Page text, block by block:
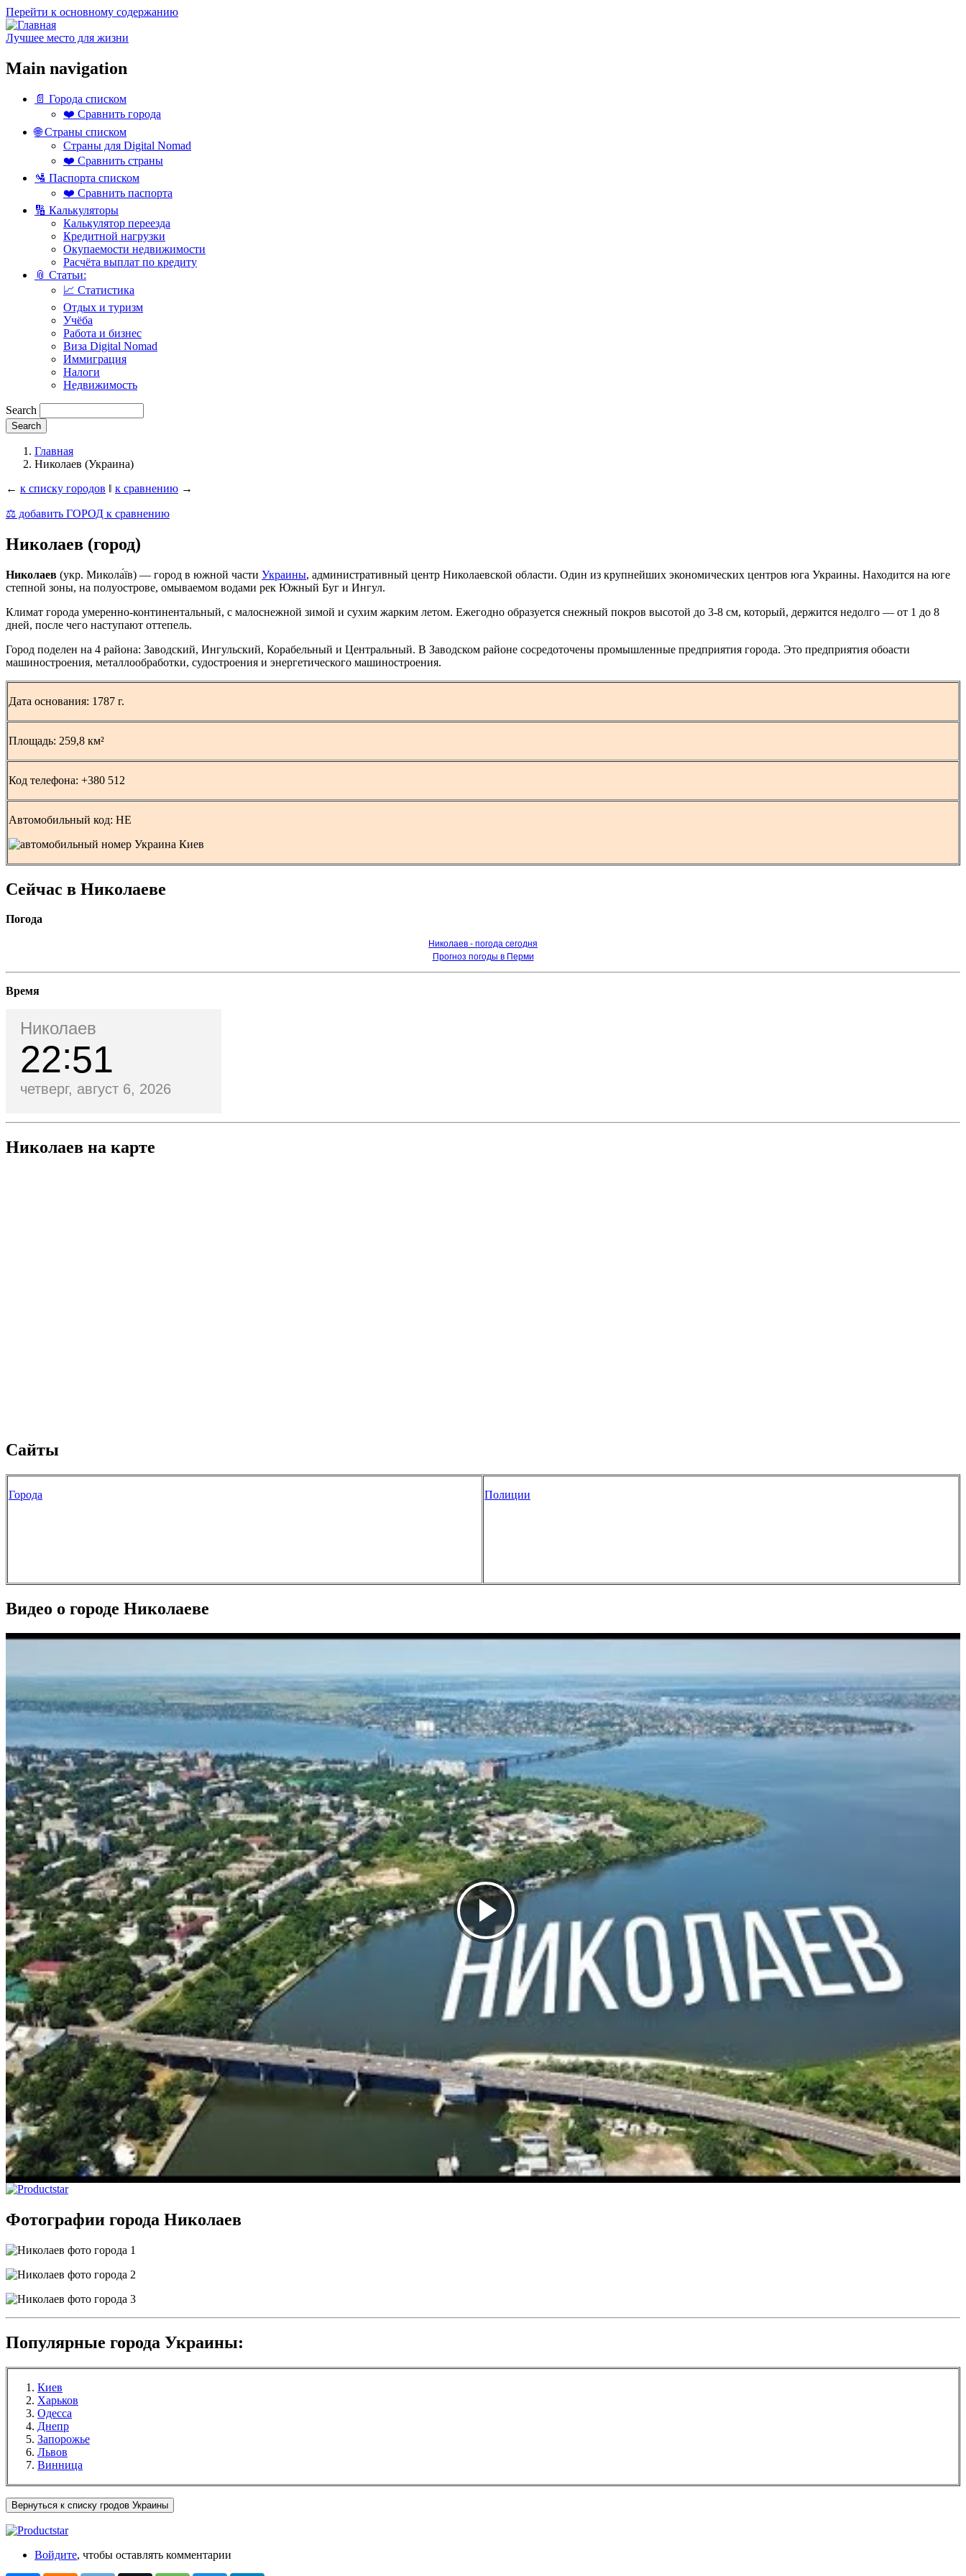
Перейти к основному содержанию
Лучшее место для жизни
Main navigation
📄 Города списком
❤️ Сравнить города
🌐 Страны списком
Страны для Digital Nomad
❤️ Сравнить страны
🛂 Паспорта списком
❤️ Сравнить паспорта
🔢 Калькуляторы
Калькулятор переезда
Кредитной нагрузки
Окупаемости недвижимости
Расчёта выплат по кредиту
📎 Статьи:
📈 Статистика
Отдых и туризм
Учёба
Работа и бизнес
Виза Digital Nomad
Иммиграция
Налоги
Недвижимость
Search
Главная
Николаев (Украина)
← к списку городов ‖ к сравнению →
⚖️ добавить ГОРОД к сравнению
Николаев (город)
Николаев (укр. Микола́їв) — город в южной части Украины, административный центр Николаевской области. Один из крупнейших экономических центров юга Украины. Находится на юге
степной зоны, на полуострове, омываемом водами рек Южный Буг и Ингул.
Климат города умеренно-континентальный, с малоснежной зимой и сухим жарким летом. Ежегодно образуется снежный покров высотой до 3-8 см, который, держится недолго — от 1 до 8
дней, после чего наступают оттепель.
Город поделен на 4 района: Заводский, Ингульский, Корабельный и Центральный. В Заводском районе сосредоточены промышленные предприятия города. Это предприятия обоасти
машиностроения, металлообработки, судостроения и энергетического машиностроения.
Дата основания: 1787 г.
Площадь: 259,8 км²
Код телефона: +380 512
Автомобильный код: HE
Сейчас в Николаеве
Погода
Николаев - погода сегодня
Прогноз погоды в Перми
Время
Николаев
22 51
четверг, август 6, 2026
Николаев на карте
Сайты
Города Полиции
Видео о городе Николаеве
Фотографии города Николаев
Популярные города Украины:
Киев
Харьков
Одесса
Днепр
Запорожье
Львов
Винница
Вернуться к списку гродов Украины
Войдите, чтобы оставлять комментарии